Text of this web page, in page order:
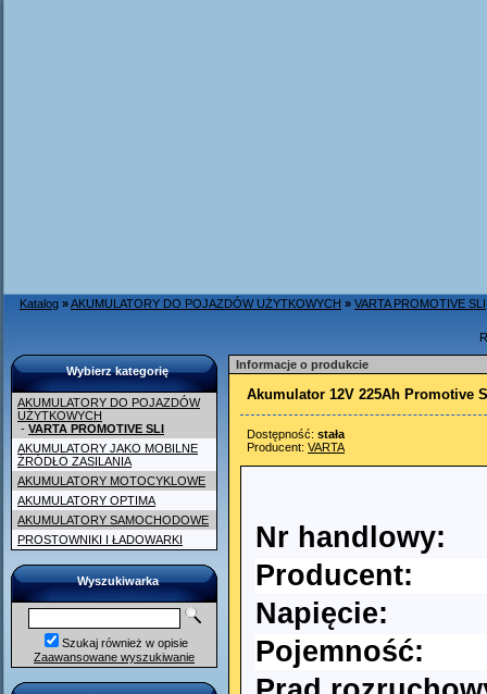
Katalog »AKUMULATORY DO POJAZDÓW UŻYTKOWYCH » VARTA PROMOTIVE SLI
Wybierz kategorię
AKUMULATORY DO POJAZDÓW
UŻYTKOWYCH
- VARTA PROMOTIVE SLI
AKUMULATORY JAKO MOBILNE
ŹRÓDŁO ZASILANIA
AKUMULATORY MOTOCYKLOWE
AKUMULATORY OPTIMA
AKUMULATORY SAMOCHODOWE
PROSTOWNIKI I ŁADOWARKI
Wyszukiwarka
Szukaj również w opisie
Zaawansowane wyszukiwanie
Informacje o produkcie
Akumulator 12V 225Ah Promotive
Dostępność: stała
Producent: VARTA
Nr handlowy:
Producent:
Napięcie:
Pojemność: